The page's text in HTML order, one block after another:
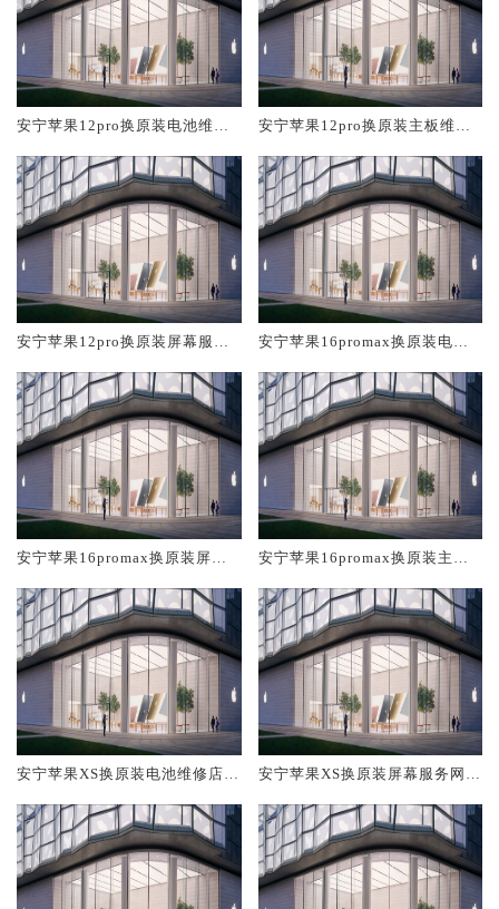
安宁苹果12pro换原装电池维修
安宁苹果12pro换原装主板维修
安宁苹果12pro换原装屏幕服务
安宁苹果16promax换原装电池
安宁苹果16promax换原装屏幕
安宁苹果16promax换原装主板
安宁苹果XS换原装电池维修店大
安宁苹果XS换原装屏幕服务网点